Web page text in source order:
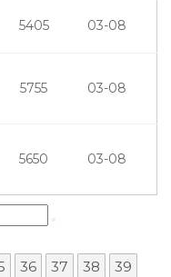
5405 03-08
5755 03-08
5650 03-08
36 37 38 39